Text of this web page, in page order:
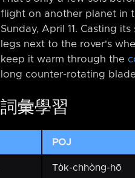
flight on another planet in
Sunday, April 11. Casting
legs next to the rover's
keep it warm through the
long counter-rotating
詞彙學習
POJ
To̍k-chhòng-hō